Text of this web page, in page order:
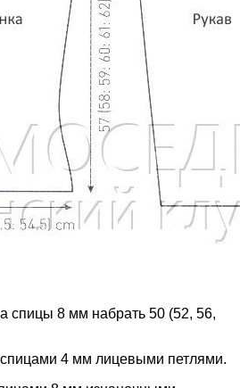
спицы 8 мм набрать 50 (52, 56,
4 мм лицевыми петлями.